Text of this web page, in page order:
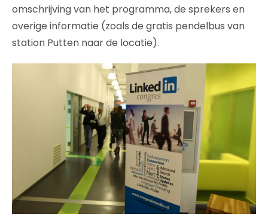
omschrijving van het programma, de sprekers en
overige informatie (zoals de gratis pendelbus van
station Putten naar de locatie).